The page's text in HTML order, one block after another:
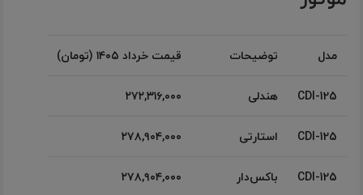
مدل توضیحات
قیمت خرداد ۱۴۰۵ (تومان)
CDI-125
هندلی
۲۷۲,۳۱۶,۰۰۰
CDI-125
استارتی
۲۷۸,۹۰۴,۰۰۰
CDI-125
باکس‌دار
۲۷۸,۹۰۴,۰۰۰